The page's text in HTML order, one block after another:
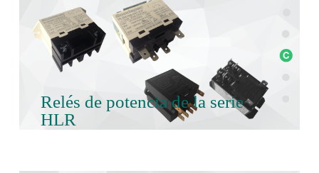
Relés de potencia de la serie
HLR